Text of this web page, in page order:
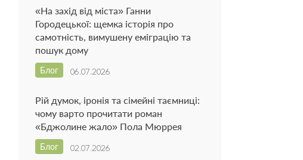
«На захід від міста» Ганни
Городецької: щемка історія про
самотність, вимушену еміграцію та
пошук дому
06.07.2026
Блог
Рій думок, іронія та сімейні таємниці:
чому варто прочитати роман
«Бджолине жало» Пола Мюррея
02.07.2026
Блог